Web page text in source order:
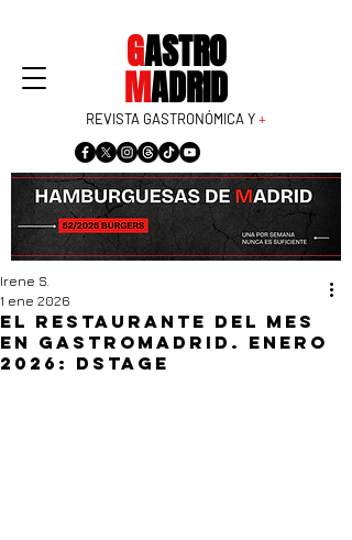
GASTRO
MADRID
REVISTA GASTRONÓMICA Y+
El restaurante del mes
en GastroMadrid. Enero
2026: DSTAgE
Irene S.
1 ene 2026